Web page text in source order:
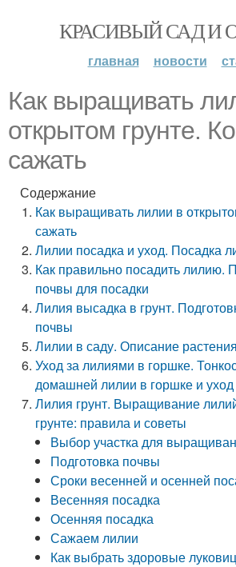
КРАСИВЫЙ САД И
главная новости
Как выращивать
открытом грунте.
сажать
Содержание
Как выращивать лилии в
сажать
Лилии посадка и уход. Посадка
Как правильно посадить лилию.
почвы для посадки
Лилия высадка в грунт.
почвы
Лилии в саду. Описание растения
Уход за лилиями в горшке.
домашней лилии в горшке и уход
Лилия грунт. Выращивание
грунте: правила и советы
Выбор участка для
Подготовка почвы
Сроки весенней и осенней
Весенняя посадка
Осенняя посадка
Сажаем лилии
Как выбрать здоровые